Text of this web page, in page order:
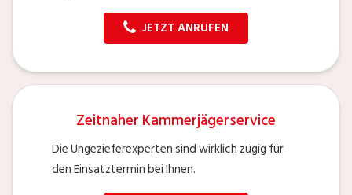
JETZT ANRUFEN
Zeitnaher Kammerjägerservice
Die Ungezieferexperten sind wirklich zügig für
den Einsatztermin bei Ihnen.